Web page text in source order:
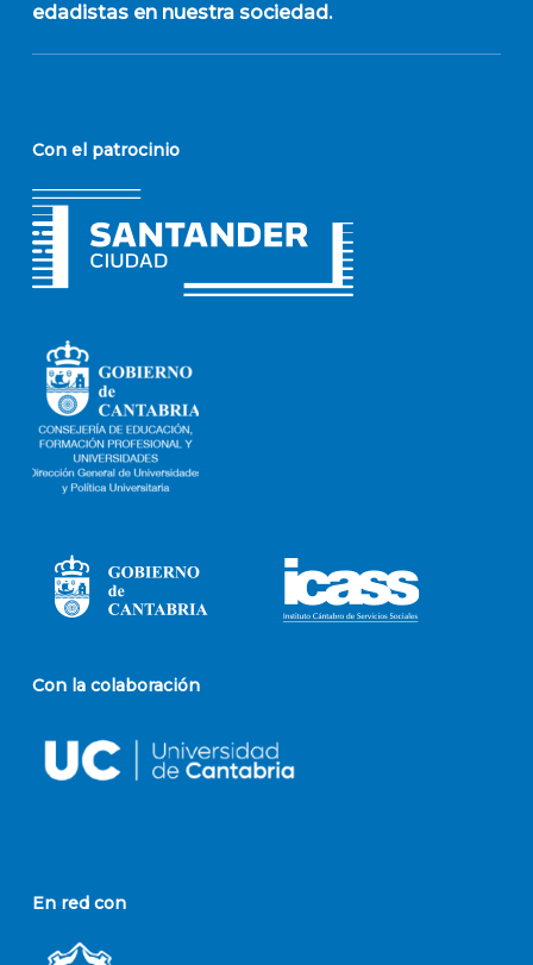
edadistas en nuestra sociedad.
Con el patrocinio
Con la colaboración
En red con